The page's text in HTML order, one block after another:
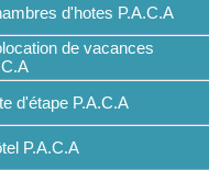
d'hotes P.A.C.A
de vacances
d'étape P.A.C.A
P.A.C.A